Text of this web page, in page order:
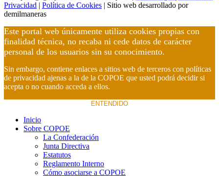
Privacidad | Política de Cookies | Sitio web desarrollado por
demilmaneras
Este portal web únicamente utiliza cookies propias con
finalidad técnica, no recaba ni cede datos de carácter
personal de los usuarios sin su conocimiento.
Sin embargo, contiene enlaces a sitios web de terceros con políticas
de privacidad ajenas a la de la COPOE que usted podrá decidir si
acepta o no cuando acceda a ellos.
ENTENDIDO
Inicio
Sobre COPOE
La Confederación
Junta Directiva
Estatutos
Reglamento Interno
Cómo asociarse a COPOE